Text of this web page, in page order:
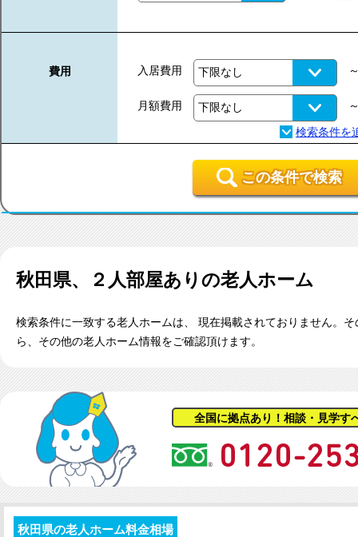
費用 入居費用
月額費用
この条件で検索
秋田県、２人部屋あり の老人ホーム
検索条件に一致する老人ホームは、 現在掲載されておりません。
ら、その他の老人ホーム情報をご確認頂けます。
全国に拠点あり！相談・見学す
秋田県の老人ホーム料金相場